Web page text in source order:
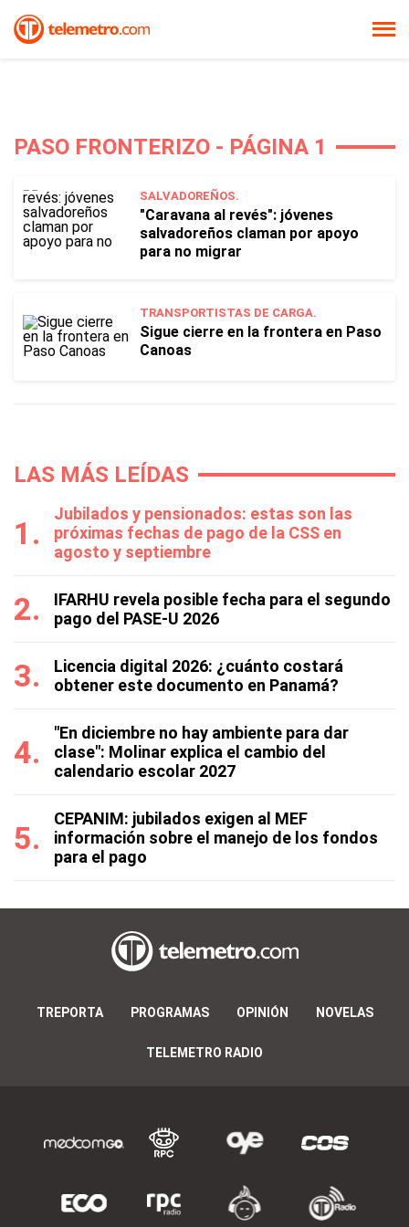
PASO FRONTERIZO - PÁGINA 1
SALVADOREÑOS.
"Caravana al revés": jóvenes
salvadoreños claman por apoyo
para no migrar
TRANSPORTISTAS DE CARGA.
Sigue cierre en la frontera en Paso
Canoas
LAS MÁS LEÍDAS
Jubilados y pensionados: estas son las
próximas fechas de pago de la CSS en
agosto y septiembre
IFARHU revela posible fecha para el segundo
pago del PASE-U 2026
Licencia digital 2026: ¿cuánto costará
obtener este documento en Panamá?
"En diciembre no hay ambiente para dar
clase": Molinar explica el cambio del
calendario escolar 2027
CEPANIM: jubilados exigen al MEF
información sobre el manejo de los fondos
para el pago
TREPORTA PROGRAMAS OPINIÓN NOVELAS
TELEMETRO RADIO